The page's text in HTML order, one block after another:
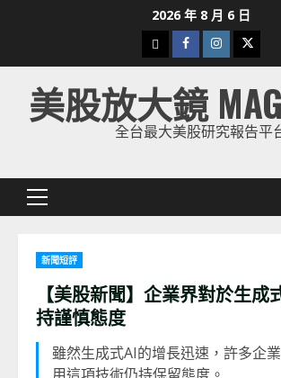
2026 年 8 月 6 日
下
載
美
股
Facebook
Instagram
Twitter
美股放大鏡
全台最大美股研究報告平
Primary
新聞短評
【美股新聞】企業界對於生成
持謹慎態度
雖然生成式AI的增長迅速，許多企